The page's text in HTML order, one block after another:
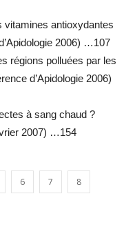
vitamines antioxydantes
2006) …107
régions polluées par les
d’Apidologie 2006)
à sang chaud ?
2007) …154
6 7 8